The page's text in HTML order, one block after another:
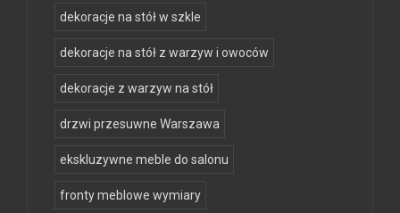
dekoracje na stół w szkle
dekoracje na stół z warzyw i owoców
dekoracje z warzyw na stół
drzwi przesuwne Warszawa
ekskluzywne meble do salonu
fronty meblowe wymiary